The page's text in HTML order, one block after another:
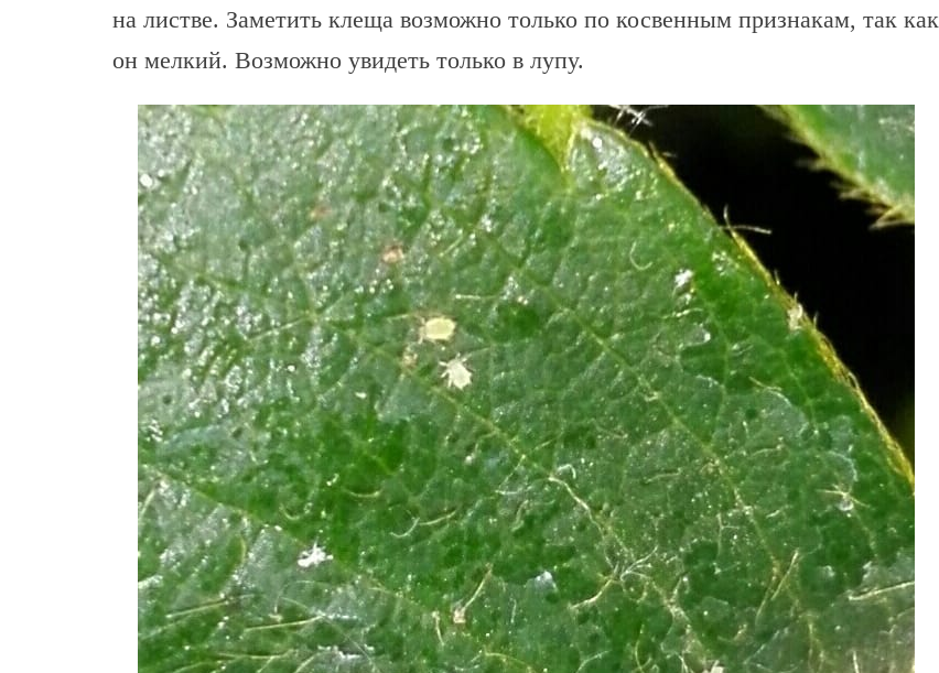
на листве. Заметить клеща возможно только по косвенным признакам, так как
он мелкий. Возможно увидеть только в лупу.